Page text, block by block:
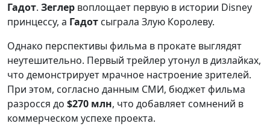
Гадот. Зеглер воплощает первую в истории Disney
принцессу, а Гадот сыграла Злую Королеву.
Однако перспективы фильма в прокате выглядят
неутешительно. Первый трейлер утонул в дизлайках,
что демонстрирует мрачное настроение зрителей.
При этом, согласно данным СМИ, бюджет фильма
разросся до $270 млн, что добавляет сомнений в
коммерческом успехе проекта.